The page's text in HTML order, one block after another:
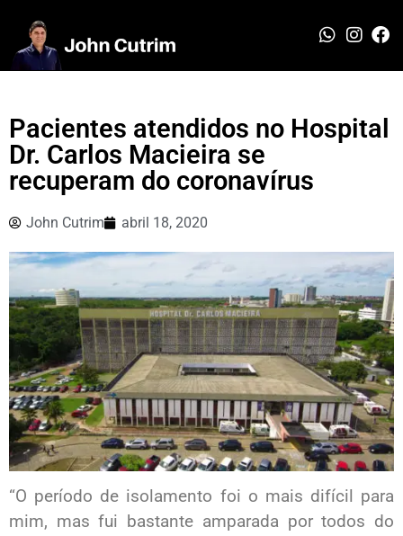
Pacientes atendidos no Hospital
Dr. Carlos Macieira se
recuperam do coronavírus
John Cutrim abril 18, 2020
“O período de isolamento foi o mais difícil para
mim, mas fui bastante amparada por todos do